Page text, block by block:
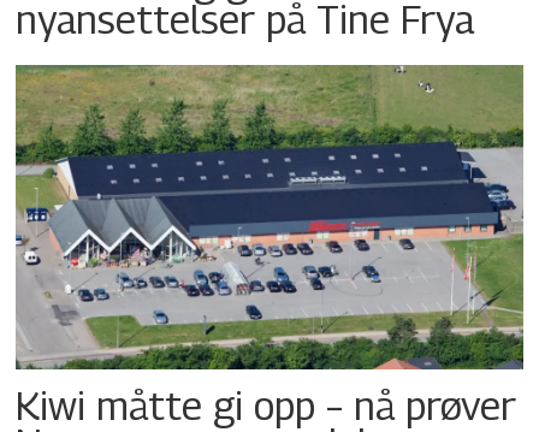
nyansettelser på Tine Frya
Kiwi måtte gi opp – nå prøver